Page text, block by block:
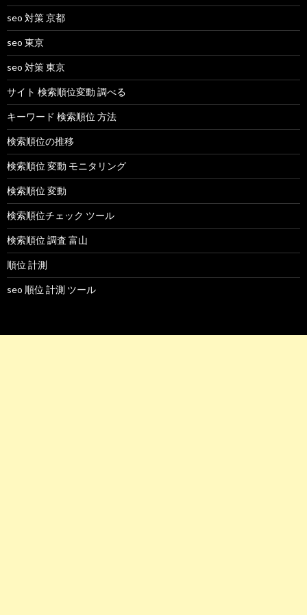
seo 対策 京都
seo 東京
seo 対策 東京
サイト 検索順位変動 調べる
キーワード 検索順位 方法
検索順位の推移
検索順位 変動 モニタリング
検索順位 変動
検索順位チェック ツール
検索順位 調査 富山
順位 計測
seo 順位 計測 ツール